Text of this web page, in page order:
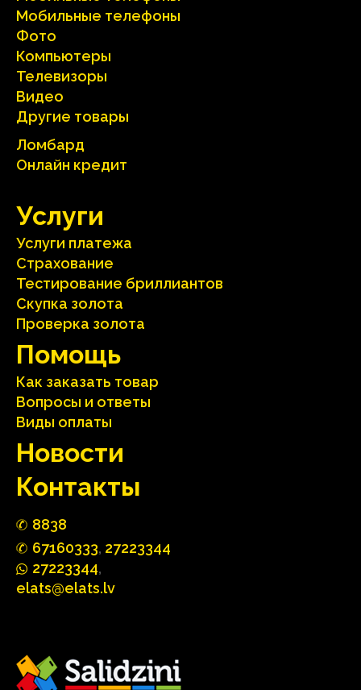
Мобильные телефоны
Фото
Компьютеры
Телевизоры
Видео
Другие товары
Ломбард
Онлайн кредит
Услуги
Услуги платежа
Страхование
Тестирование бриллиантов
Скупка золота
Проверка золота
Помощь
Как заказать товар
Вопросы и ответы
Виды оплаты
Hовости
Контакты
8838
67160333, 27223344
27223344,
elats@elats.lv